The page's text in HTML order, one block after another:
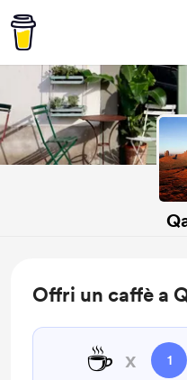
Offri un caffè a
☕ x 1